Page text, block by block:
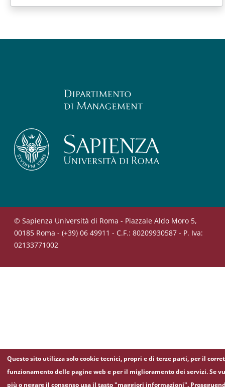
© Sapienza Università di Roma - Piazzale Aldo Moro 5,
00185 Roma - (+39) 06 49911 - C.F.: 80209930587 - P. Iva:
02133771002
Questo sito utilizza solo cookie tecnici, propri e di terze parti, per il
funzionamento delle pagine web e per il miglioramento dei servizi. Se
più o negare il consenso usa il tasto "maggiori informazioni".